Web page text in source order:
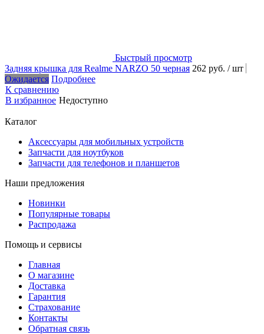
Быстрый просмотр
Задняя крышка для Realme NARZO 50 черная 262 руб. / шт
Ожидается Подробнее
К сравнению
В избранное Недоступно
Каталог
Аксессуары для мобильных устройств
Запчасти для ноутбуков
Запчасти для телефонов и планшетов
Наши предложения
Новинки
Популярные товары
Распродажа
Помощь и сервисы
Главная
О магазине
Доставка
Гарантия
Страхование
Контакты
Обратная связь